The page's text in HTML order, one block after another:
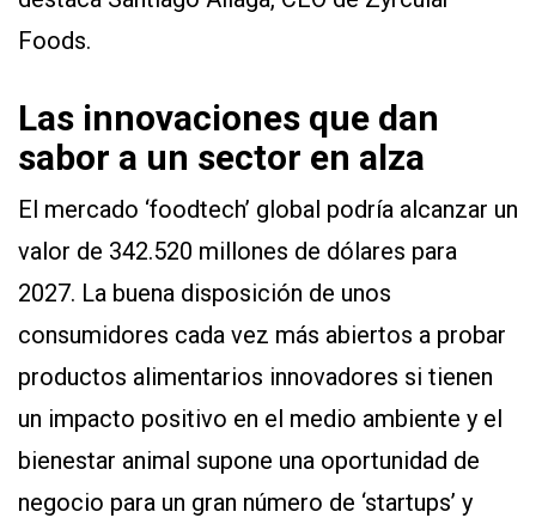
Foods.
Las innovaciones que dan
sabor a un sector en alza
El mercado ‘foodtech’ global podría alcanzar un
valor de 342.520 millones de dólares para
2027. La buena disposición de unos
consumidores cada vez más abiertos a probar
productos alimentarios innovadores si tienen
un impacto positivo en el medio ambiente y el
bienestar animal supone una oportunidad de
negocio para un gran número de ‘startups’ y